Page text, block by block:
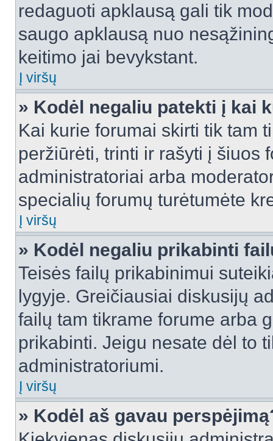
redaguoti apklausą gali tik
saugo apklausą nuo
keitimo jai bevykstant.
Į viršų
» Kodėl negaliu patekti į kai
Kai kurie forumai skirti tik tam
peržiūrėti, trinti ir rašyti į šiuos
administratoriai arba
specialių forumų turėtumėte
Į viršų
» Kodėl negaliu prikabinti
Teisės failų prikabinimui
lygyje. Greičiausiai diskusijų
failų tam tikrame forume arba
prikabinti. Jeigu nesate dėl to
administratoriumi.
Į viršų
» Kodėl aš gavau